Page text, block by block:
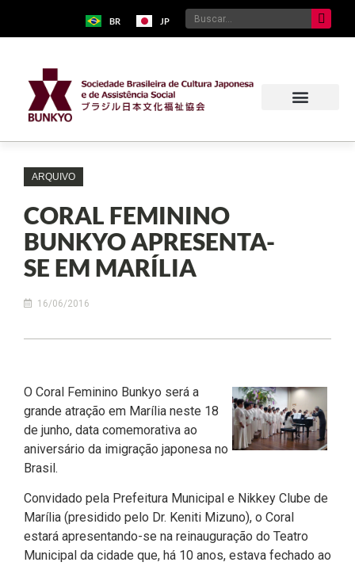
BR JP
ARQUIVO
CORAL FEMININO
BUNKYO APRESENTA-
SE EM MARÍLIA
16/06/2016
O Coral Feminino Bunkyo será a
grande atração em Marília neste 18
de junho, data comemorativa ao
aniversário da imigração japonesa no
Brasil.
Convidado pela Prefeitura Municipal e Nikkey Clube de
Marília (presidido pelo Dr. Keniti Mizuno), o Coral
estará apresentando-se na reinauguração do Teatro
Municipal da cidade que, há 10 anos, estava fechado ao